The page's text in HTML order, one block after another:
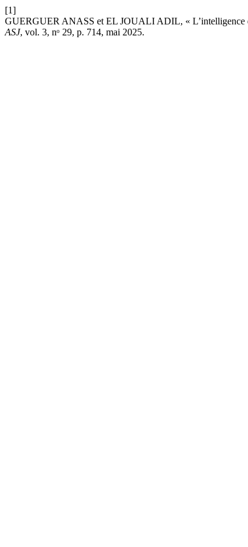
[1]
GUERGUER ANASS et EL JOUALI ADIL, « L’intelligence
ASJ, vol. 3, nᵒ 29, p. 714, mai 2025.